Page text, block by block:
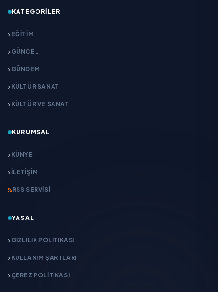
KATEGORILER
EĞITIM
GÜNCEL
GÜNDEM
KÜLTÜR SANAT
KÜLTÜR VE SANAT
KURUMSAL
KÜNYE
İLETIŞIM
RSS SERVISI
YASAL
GIZLILIK POLITIKASI
KULLANIM ŞARTLARI
ÇEREZ POLITIKASI